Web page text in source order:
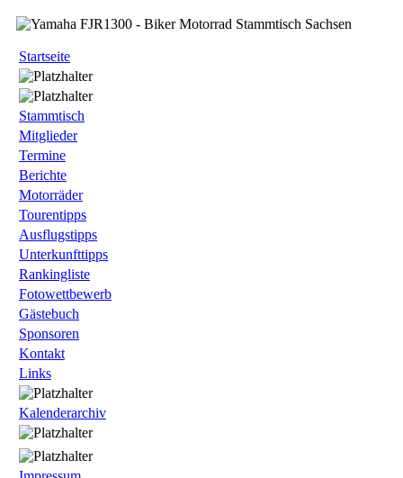
Startseite
Stammtisch
Mitglieder
Termine
Berichte
Motorräder
Tourentipps
Ausflugstipps
Unterkunfttipps
Rankingliste
Fotowettbewerb
Gästebuch
Sponsoren
Kontakt
Links
Kalenderarchiv